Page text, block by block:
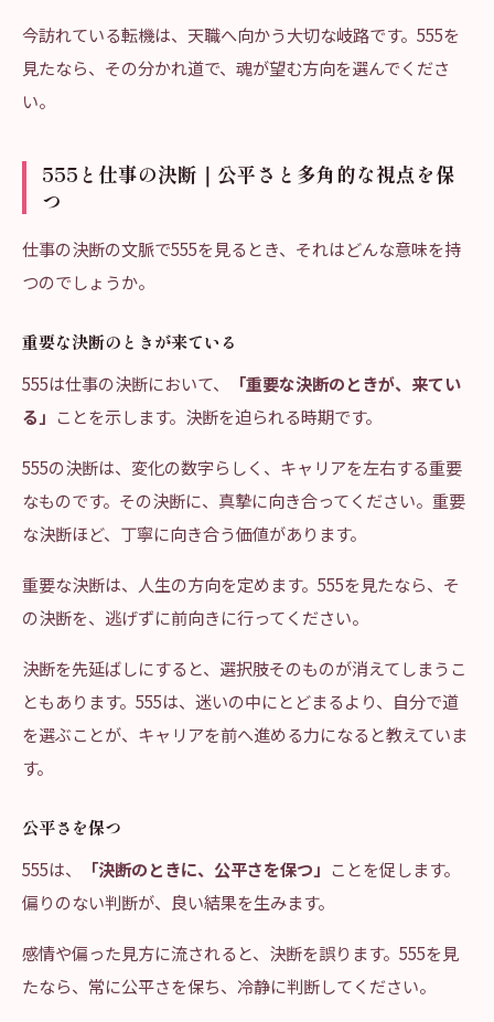
今訪れている転機は、天職へ向かう大切な岐路です。555を
見たなら、その分かれ道で、魂が望む方向を選んでくださ
い。
555と仕事の決断｜公平さと多角的な視点を保
つ
仕事の決断の文脈で555を見るとき、それはどんな意味を持
つのでしょうか。
重要な決断のときが来ている
555は仕事の決断において、
「重要な決断のときが、来てい
る」 ことを示します。決断を迫られる時期です。
555の決断は、変化の数字らしく、キャリアを左右する重要
なものです。その決断に、真摯に向き合ってください。重要
な決断ほど、丁寧に向き合う価値があります。
重要な決断は、人生の方向を定めます。555を見たなら、そ
の決断を、逃げずに前向きに行ってください。
決断を先延ばしにすると、選択肢そのものが消えてしまうこ
ともあります。555は、迷いの中にとどまるより、自分で道
を選ぶことが、キャリアを前へ進める力になると教えていま
す。
公平さを保つ
555は、
「決断のときに、公平さを保つ」 ことを促します。
偏りのない判断が、良い結果を生みます。
感情や偏った見方に流されると、決断を誤ります。555を見
たなら、常に公平さを保ち、冷静に判断してください。